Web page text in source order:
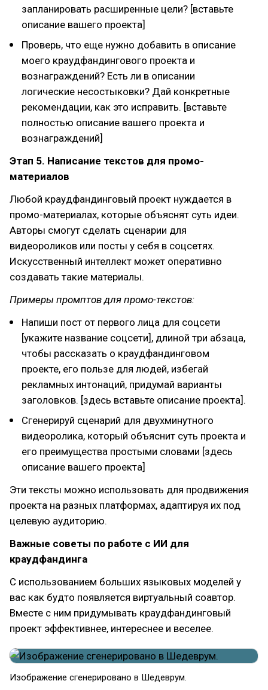
запланировать расширенные цели? [вставьте
описание вашего проекта]
Проверь, что еще нужно добавить в описание
моего краудфандингового проекта и
вознаграждений? Есть ли в описании
логические несостыковки? Дай конкретные
рекомендации, как это исправить. [вставьте
полностью описание вашего проекта и
вознаграждений]
Этап 5. Написание текстов для промо-
материалов
Любой краудфандинговый проект нуждается в
промо-материалах, которые объяснят суть идеи.
Авторы смогут сделать сценарии для
видеороликов или посты у себя в соцсетях.
Искусственный интеллект может оперативно
создавать такие материалы.
Примеры промптов для промо-текстов:
Напиши пост от первого лица для соцсети
[укажите название соцсети], длиной три абзаца,
чтобы рассказать о краудфандинговом
проекте, его пользе для людей, избегай
рекламных интонаций, придумай варианты
заголовков. [здесь вставьте описание проекта].
Сгенерируй сценарий для двухминутного
видеоролика, который объяснит суть проекта и
его преимущества простыми словами [здесь
описание вашего проекта]
Эти тексты можно использовать для продвижения
проекта на разных платформах, адаптируя их под
целевую аудиторию.
Важные советы по работе с ИИ для
краудфандинга
С использованием больших языковых моделей у
вас как будто появляется виртуальный соавтор.
Вместе с ним придумывать краудфандинговый
проект эффективнее, интереснее и веселее.
Изображение сгенерировано в Шедеврум.